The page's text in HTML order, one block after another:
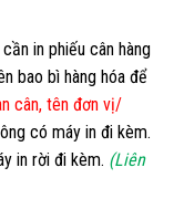
in phiếu cân hàng
bao bì hàng hóa để
cân, tên đơn vị/
có máy in đi kèm.
in rời đi kèm. (Liên